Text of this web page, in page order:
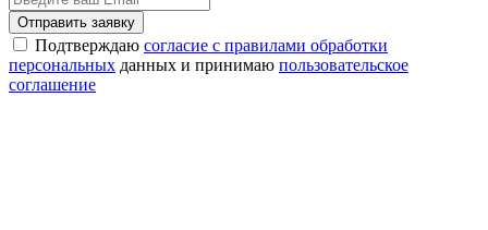
Отправить заявку
Подтверждаю согласие с правилами обработки
персональных данных и принимаю пользовательское
соглашение